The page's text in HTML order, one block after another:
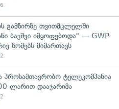
გამზირზე თვითმცლელში
ბავშვი იმყოფებოდა" — GWP
ზომებს მიმართავს
პროსამთავრობო ტელეკომპანია
ლარით დააჯარიმა